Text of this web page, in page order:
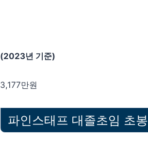
(2023년 기준)
3,177만원
파인스태프 대졸초임 초봉